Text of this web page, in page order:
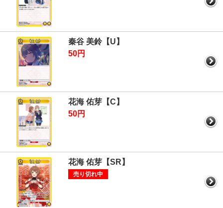
秦谷 美鈴【U】
50円
花海 佑芽【C】
50円
花海 佑芽【SR】
売り切れ中